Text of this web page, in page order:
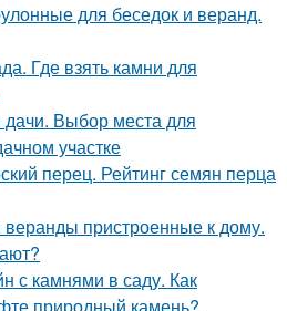
для беседок и веранд.
Где взять камни для
Выбор места для
участке
перец. Рейтинг семян перца
пристроенные к дому.
с камнями в саду. Как